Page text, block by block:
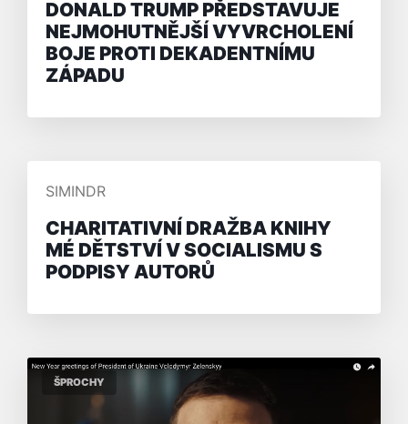
DONALD TRUMP PŘEDSTAVUJE
NEJMOHUTNĚJŠÍ VYVRCHOLENÍ
BOJE PROTI DEKADENTNÍMU
ZÁPADU
PŘIDAL/A
SIMINDR
CHARITATIVNÍ DRAŽBA KNIHY
MÉ DĚTSTVÍ V SOCIALISMU S
PODPISY AUTORŮ
ŠPROCHY